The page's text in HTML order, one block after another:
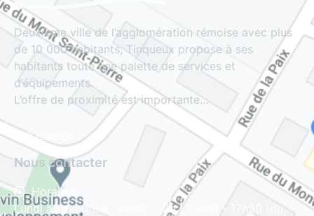
Deuxième ville de l’agglomération rémoise avec plus
de 10 000 habitants, Tinqueux propose à ses
habitants toute une palette de services et
d’équipements.
L’offre de proximité est importante…
Lire la suite
Nous contacter
Horaires
Lundi au vendredi : 8h30 - 12h | 13h30 - 17h30 (du